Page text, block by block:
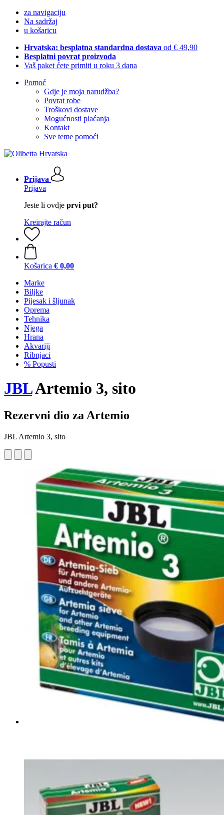
za navigaciju
Na sadržaj
u košaricu
Hrvatska: besplatna standardna dostava od € 49,90
Besplatni povrat proizvoda
Vaš paket ćete primiti u roku 3 dana
Pomoć
Gdje je moja narudžba?
Povrat robe
Troškovi dostave
Mogućnosti plaćanja
Kontakt
Sve teme pomoći
Prijava
Prijava
Jeste li ovdje prvi put?
Kreirajte račun
Košarica € 0,00
Marke
Biljke
Pijesak i šljunak
Oprema
Tehnika
Njega
Hrana
Akvariji
Ribnjaci
% Popusti
JBLArtemio 3, sito
Rezervni dio za Artemio
JBL Artemio 3, sito